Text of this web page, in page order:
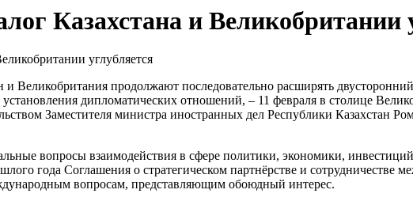
Казахстана и Великобритании
и Великобритания продолжают последовательно расширять
дипломатических отношений, – 11 февраля в столице
Заместителя министра иностранных дел Республики Казахстан
вопросы взаимодействия в сфере политики, экономики,
года Соглашения о стратегическом партнёрстве и сотрудничестве
вопросам, представляющим обоюдный интерес.